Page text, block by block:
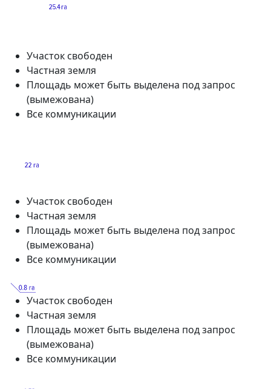
Участок свободен
Частная земля
Площадь может быть выделена под запрос
(вымежована)
Все коммуникации
Участок свободен
Частная земля
Площадь может быть выделена под запрос
(вымежована)
Все коммуникации
Участок свободен
Частная земля
Площадь может быть выделена под запрос
(вымежована)
Все коммуникации